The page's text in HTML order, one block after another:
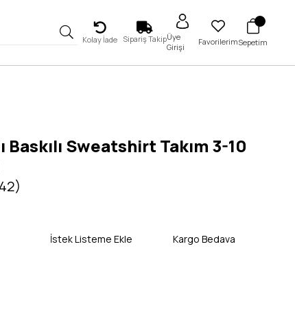
Kolay İade Sipariş TakipÜye
Girişi
FavorilerimSepetim
Baskılı Sweatshirt Takım 3-10
İstek Listeme Ekle Kargo Bedava